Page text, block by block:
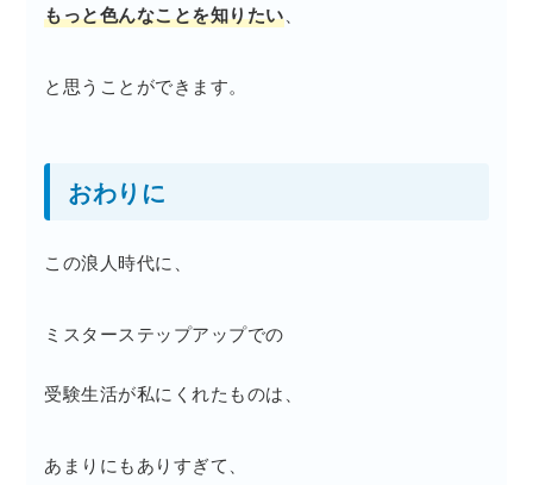
もっと色んなことを知りたい、
と思うことができます。
おわりに
この浪人時代に、
ミスターステップアップでの
受験生活が私にくれたものは、
あまりにもありすぎて、